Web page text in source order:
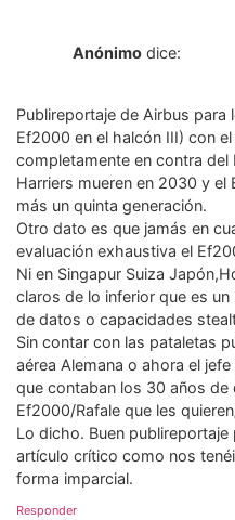
Anónimo dice:
Publireportaje de Airbus para
Ef2000 en el halcón III) con
completamente en contra del
Harriers mueren en 2030 y
más un quinta generación.
Otro dato es que jamás en
evaluación exhaustiva el
Ni en Singapur Suiza
claros de lo inferior que es
de datos o capacidades
Sin contar con las pataletas
aérea Alemana o ahora el
que contaban los 30 años de
Ef2000/Rafale que les
Lo dicho. Buen
artículo crítico como nos
forma imparcial.
Responder